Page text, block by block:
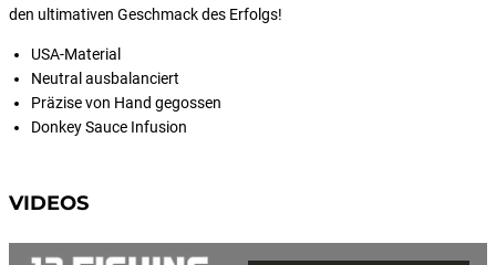
den ultimativen Geschmack des Erfolgs!
USA-Material
Neutral ausbalanciert
Präzise von Hand gegossen
Donkey Sauce Infusion
VIDEOS